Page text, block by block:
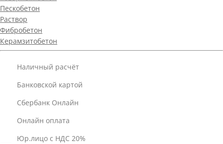
Пескобетон
Раствор
Фибробетон
Керамзитобетон
Наличный расчёт
Банковской картой
Сбербанк Онлайн
Онлайн оплата
Юр.лицо с НДС 20%